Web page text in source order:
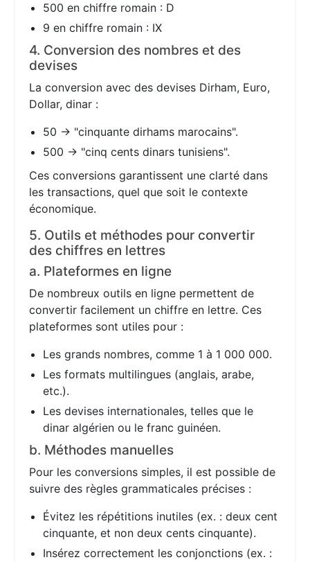
500 en chiffre romain : D
9 en chiffre romain : IX
4. Conversion des nombres et des
devises
La conversion avec des devises Dirham, Euro,
Dollar, dinar :
50 → "cinquante dirhams marocains".
500 → "cinq cents dinars tunisiens".
Ces conversions garantissent une clarté dans
les transactions, quel que soit le contexte
économique.
5. Outils et méthodes pour convertir
des chiffres en lettres
a. Plateformes en ligne
De nombreux outils en ligne permettent de
convertir facilement un chiffre en lettre. Ces
plateformes sont utiles pour :
Les grands nombres, comme 1 à 1 000 000.
Les formats multilingues (anglais, arabe,
etc.).
Les devises internationales, telles que le
dinar algérien ou le franc guinéen.
b. Méthodes manuelles
Pour les conversions simples, il est possible de
suivre des règles grammaticales précises :
Évitez les répétitions inutiles (ex. : deux cent
cinquante, et non deux cents cinquante).
Insérez correctement les conjonctions (ex. :